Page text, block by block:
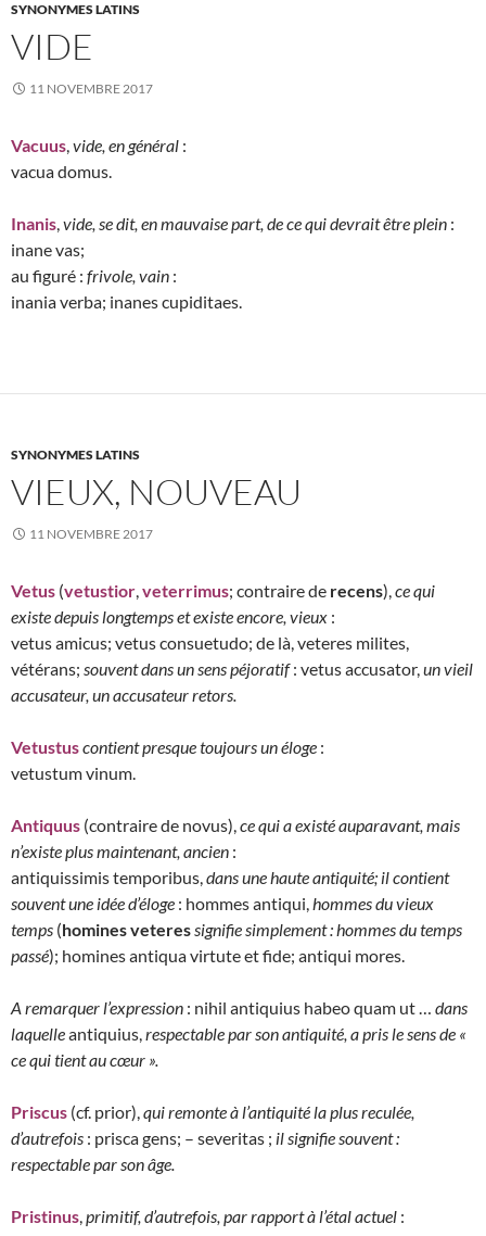
SYNONYMES LATINS
VIDE
11 NOVEMBRE 2017
Vacuus,vide, en général :
vacua domus.
Inanis,vide, se dit, en mauvaise part, de ce qui devrait être plein :
inane vas;
au figuré : frivole, vain :
inania verba; inanes cupiditaes.
SYNONYMES LATINS
VIEUX, NOUVEAU
11 NOVEMBRE 2017
Vetus (vetustior,veterrimus; contraire de recens),ce qui
existe depuis longtemps et existe encore, vieux :
vetus amicus; vetus consuetudo; de là, veteres milites,
vétérans; souvent dans un sens péjoratif: vetus accusator,un vieil
accusateur, un accusateur retors.
Vetustuscontient presque toujours un éloge :
vetustum vinum.
Antiquus (contraire de novus),ce qui a existé auparavant, mais
n’existe plus maintenant, ancien :
antiquissimis temporibus,dans une haute antiquité; il contient
souvent une idée d’éloge : hommes antiqui,hommes du vieux
temps (homines veteressignifie simplement : hommes du temps
passé); homines antiqua virtute et fide; antiqui mores.
A remarquer l’expression : nihil antiquius habeo quam ut … dans
laquelleantiquius,respectable par son antiquité, a pris le sens de «
ce qui tient au cœur ».
Priscus (cf. prior),qui remonte à l’antiquité la plus reculée,
d’autrefois : prisca gens; – severitas ; il signifie souvent :
respectable par son âge.
Pristinus,primitif, d’autrefois, par rapport à l’étal actuel :